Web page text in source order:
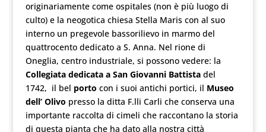
originariamente come ospitales (non è più luogo di
culto) e la neogotica chiesa Stella Maris con al suo
interno un pregevole bassorilievo in marmo del
quattrocento dedicato a S. Anna. Nel rione di
Oneglia, centro industriale, si possono vedere: la
Collegiata dedicata a San Giovanni Battistadel
1742, il bel porto con i suoi antichi portici, il Museo
dell’ Olivo presso la ditta F.lli Carli che conserva una
importante raccolta di cimeli che raccontano la storia
di questa pianta che ha dato alla nostra città